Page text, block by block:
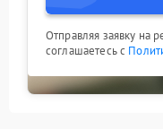
Отправляя заявку на
соглашаетесь с